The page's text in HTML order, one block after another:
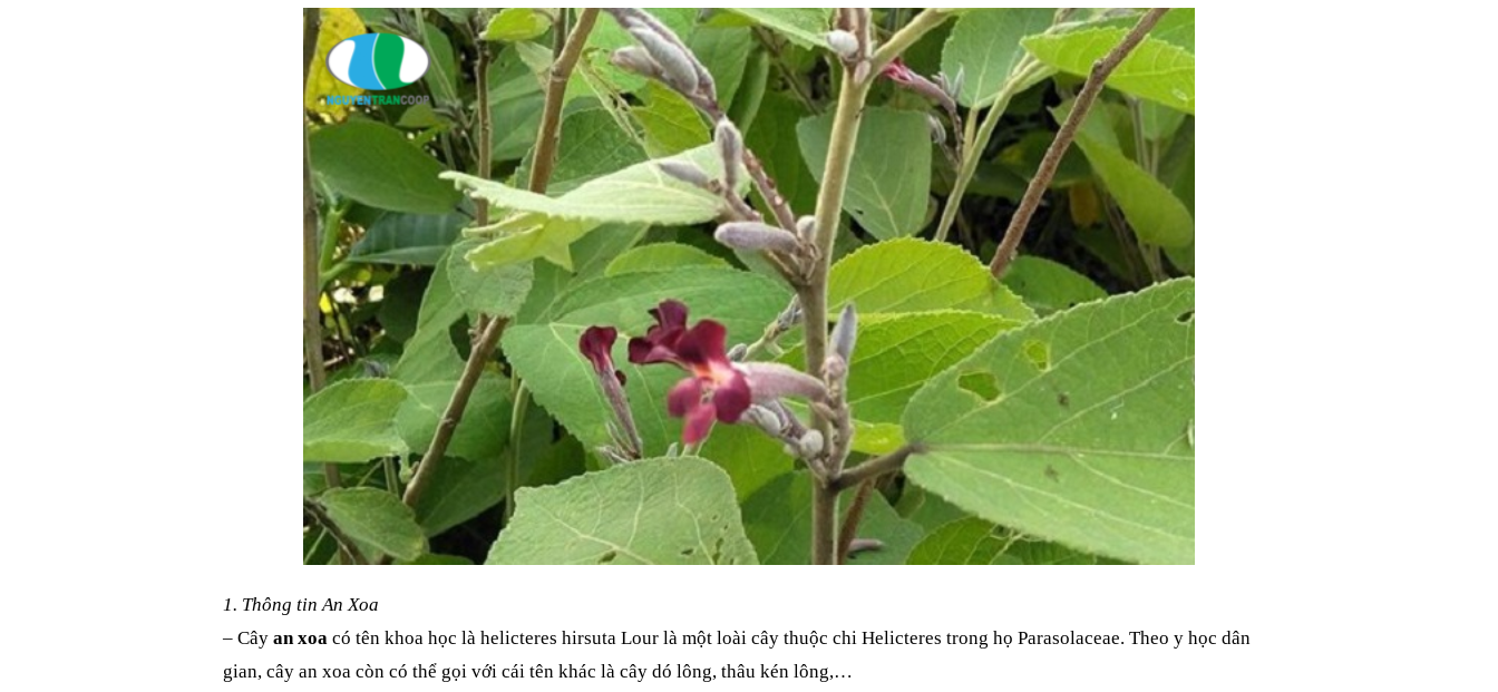
1. Thông tin An Xoa
– Cây an xoa có tên khoa học là helicteres hirsuta Lour là một loài cây thuộc chi Helicteres trong họ Parasolaceae. Theo y học dân
gian, cây an xoa còn có thể gọi với cái tên khác là cây dó lông, thâu kén lông,…